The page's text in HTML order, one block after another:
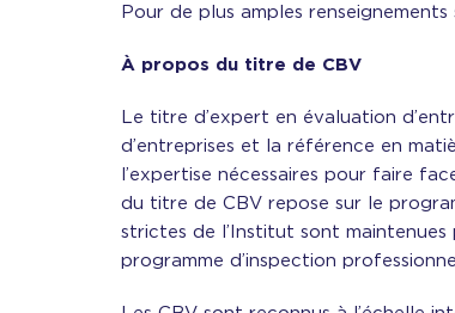
Pour de plus amples renseignements
À propos du titre de CBV
Le titre d’expert en évaluation
d’entreprises et la référence en
l’expertise nécessaires pour faire
du titre de CBV repose sur le
strictes de l’Institut sont
programme d’inspection